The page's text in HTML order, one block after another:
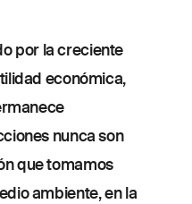
por la creciente
económica,
nunca son
que tomamos
ambiente, en la